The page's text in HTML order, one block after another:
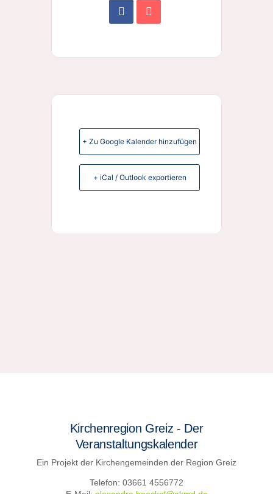
+ Zu Google Kalender hinzufügen
+ iCal / Outlook exportieren
Kirchenregion Greiz - Der
Veranstaltungskalender
Ein Projekt der Kirchengemeinden der Region Greiz
Telefon: 03661 4556772